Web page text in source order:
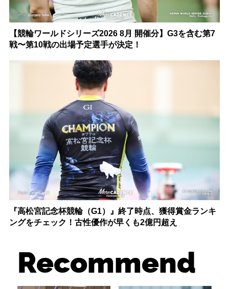
【競輪ワールドシリーズ2026 8月 開催分】G3を含む第7
戦〜第10戦の出場予定選手が決定！
『高松宮記念杯競輪（G1）』終了時点、獲得賞金ランキ
ングをチェック！古性優作が早くも2億円超え
Recommend